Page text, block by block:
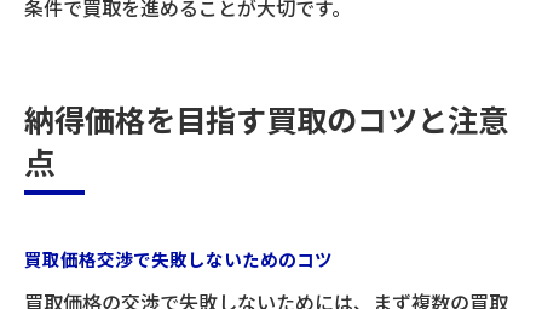
条件で買取を進めることが大切です。
納得価格を目指す買取のコツと注意
点
買取価格交渉で失敗しないためのコツ
買取価格の交渉で失敗しないためには、まず複数の買取
お気軽にお問い合わせください